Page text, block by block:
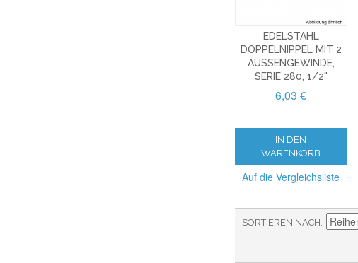
EDELSTAHL
DOPPELNIPPEL MIT 2
AUSSENGEWINDE, S
ERIE 280, 1/2"
6,03 €
IN DEN
WARENKORB
Auf die Vergleichsliste
SORTIEREN NACH